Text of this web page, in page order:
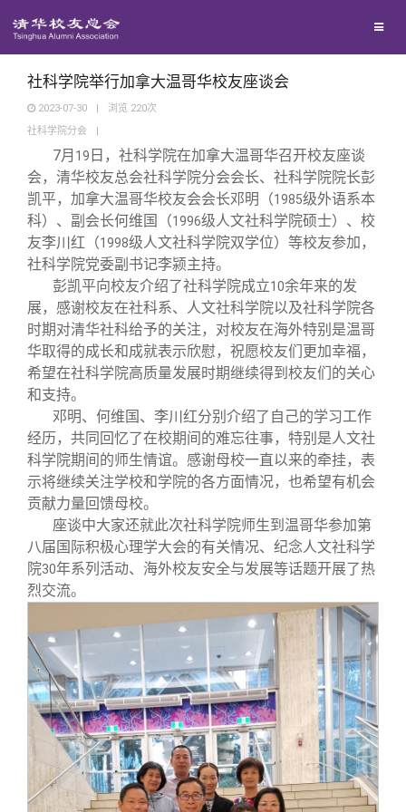
地区联络
院系校友工作
专业委员会
兴趣群体
西南联大校友会
回馈母校
捐赠新闻
捐赠纪事
捐赠方法
义工计划
《清华校友通讯》
《水木清华》
我要订阅
新媒体平台
百年清华
清华人物
清华故事
青春风采
校友文苑
校友讲坛
校友视界
校友服务
终身学习
信息化服务
三创大赛
实用信息
校友总会
总会简介
会长致辞
总会章程
理事会名单
制度法规
联系我们
关闭
社科学院举行加拿大温哥华校友座谈会
2023-07-30 | 浏览 220次
社科学院分会
|
7月 19 日，社科学院在加拿大温哥华召开校友座谈
会，清华校友总会社科学院分会会长、社科学院院长彭
凯平，加拿大温哥华校友会会长邓明（1985级外语系本
科）、副会长何维国（1996级人文社科学院硕士）、校
友李川红（1998级人文社科学院双学位）等校友参加，
社科学院党委副书记李颍主持。
彭凯平向校友介绍了社科学院成立10余年来的发
展，感谢校友在社科系、人文社科学院以及社科学院各
时期对清华社科给予的关注，对校友在海外特别是温哥
华取得的成长和成就表示欣慰，祝愿校友们更加幸福，
希望在社科学院高质量发展时期继续得到校友们的关心
和支持。
邓明、何维国、李川红分别介绍了自己的学习工作
经历，共同回忆了在校期间的难忘往事，特别是人文社
科学院期间的师生情谊。感谢母校一直以来的牵挂，表
示将继续关注学校和学院的各方面情况，也希望有机会
贡献力量回馈母校。
座谈中大家还就此次社科学院师生到温哥华参加第
八届国际积极心理学大会的有关情况、纪念人文社科学
院30年系列活动、海外校友安全与发展等话题开展了热
烈交流。